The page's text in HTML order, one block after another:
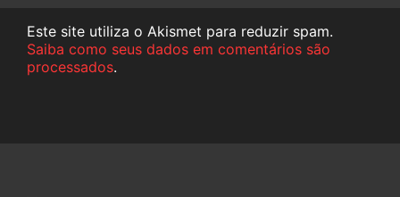
Este site utiliza o Akismet para reduzir spam.
Saiba como seus dados em comentários são
processados.